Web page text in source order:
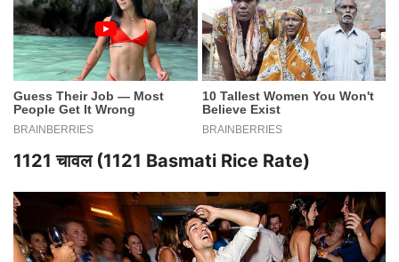
1121 चावल (1121 Basmati Rice Rate)